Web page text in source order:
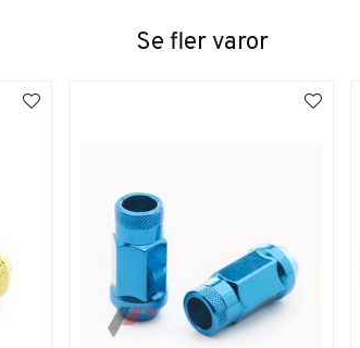
Se fler varor